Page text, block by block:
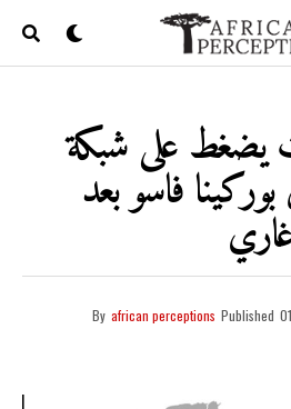
يضغط على شبكة
فاسو بعد
By african perceptions Published